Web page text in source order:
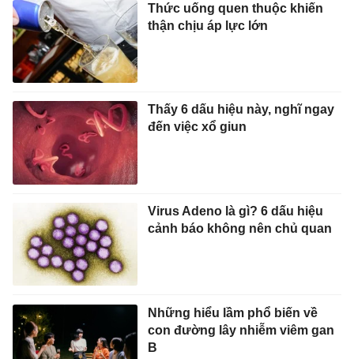
Thức uống quen thuộc khiến
thận chịu áp lực lớn
Thấy 6 dấu hiệu này, nghĩ ngay
đến việc xổ giun
Virus Adeno là gì? 6 dấu hiệu
cảnh báo không nên chủ quan
Những hiểu lầm phổ biến về
con đường lây nhiễm viêm gan
B